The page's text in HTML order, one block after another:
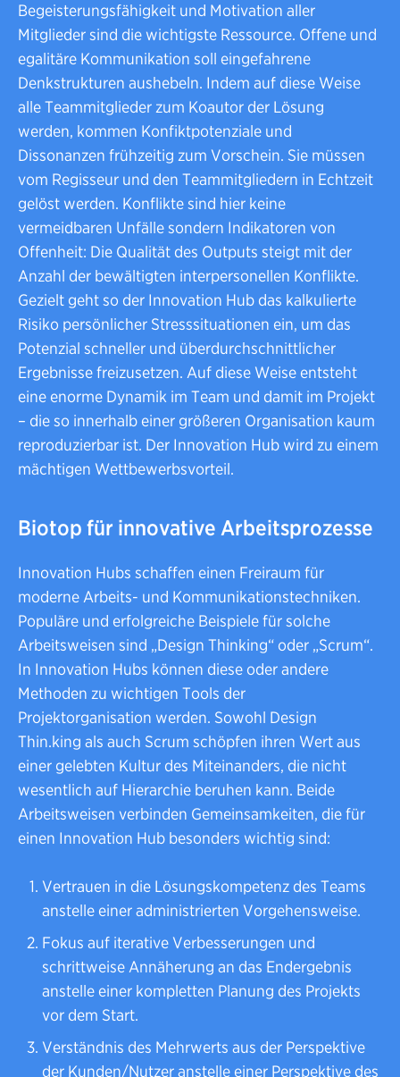
Begeisterungsfähigkeit und Motivation aller
Mitglieder sind die wichtigste Ressource. Offene und
egalitäre Kommunikation soll eingefahrene
Denkstrukturen aushebeln. Indem auf diese Weise
alle Teammitglieder zum Koautor der Lösung
werden, kommen Konfiktpotenziale und
Dissonanzen frühzeitig zum Vorschein. Sie müssen
vom Regisseur und den Teammitgliedern in Echtzeit
gelöst werden. Konflikte sind hier keine
vermeidbaren Unfälle sondern Indikatoren von
Offenheit: Die Qualität des Outputs steigt mit der
Anzahl der bewältigten interpersonellen Konflikte.
Gezielt geht so der Innovation Hub das kalkulierte
Risiko persönlicher Stresssituationen ein, um das
Potenzial schneller und überdurchschnittlicher
Ergebnisse freizusetzen. Auf diese Weise entsteht
eine enorme Dynamik im Team und damit im Projekt
– die so innerhalb einer größeren Organisation kaum
reproduzierbar ist. Der Innovation Hub wird zu einem
mächtigen Wettbewerbsvorteil.
Biotop für innovative Arbeitsprozesse
Innovation Hubs schaffen einen Freiraum für
moderne Arbeits- und Kommunikationstechniken.
Populäre und erfolgreiche Beispiele für solche
Arbeitsweisen sind „Design Thinking“ oder „Scrum“.
In Innovation Hubs können diese oder andere
Methoden zu wichtigen Tools der
Projektorganisation werden. Sowohl Design
Thin.king als auch Scrum schöpfen ihren Wert aus
einer gelebten Kultur des Miteinanders, die nicht
wesentlich auf Hierarchie beruhen kann. Beide
Arbeitsweisen verbinden Gemeinsamkeiten, die für
einen Innovation Hub besonders wichtig sind:
Vertrauen in die Lösungskompetenz des Teams
anstelle einer administrierten Vorgehensweise.
Fokus auf iterative Verbesserungen und
schrittweise Annäherung an das Endergebnis
anstelle einer kompletten Planung des Projekts
vor dem Start.
Verständnis des Mehrwerts aus der Perspektive
der Kunden/Nutzer anstelle einer Perspektive des